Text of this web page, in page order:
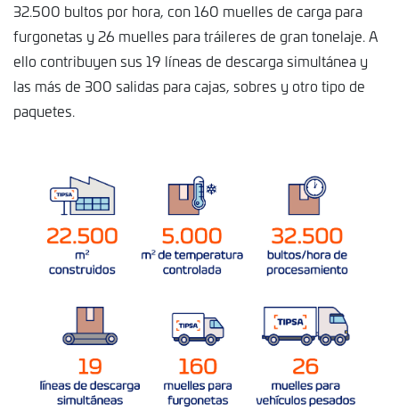
32.500 bultos por hora, con 160 muelles de carga para
furgonetas y 26 muelles para tráileres de gran tonelaje. A
ello contribuyen sus 19 líneas de descarga simultánea y
las más de 300 salidas para cajas, sobres y otro tipo de
paquetes.